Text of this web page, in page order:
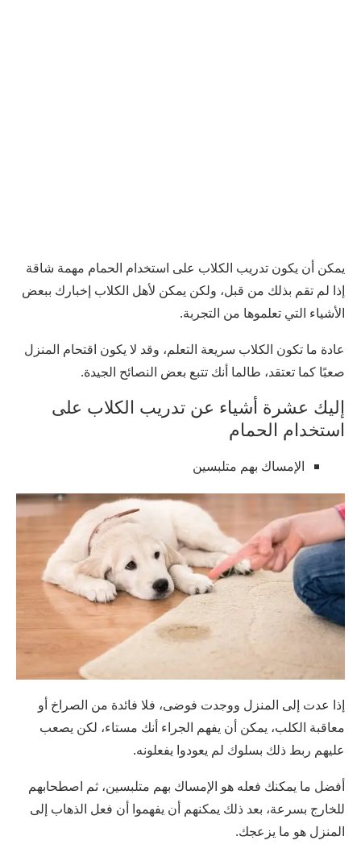
يمكن أن يكون تدريب الكلاب على استخدام الحمام مهمة شاقة
إذا لم تقم بذلك من قبل، ولكن يمكن لأهل الكلاب إخبارك ببعض
الأشياء التي تعلموها من التجربة.
عادة ما تكون الكلاب سريعة التعلم، وقد لا يكون اقتحام المنزل
صعبًا كما تعتقد، طالما أنك تتبع بعض النصائح الجيدة.
إليك عشرة أشياء عن تدريب الكلاب على
استخدام الحمام
الإمساك بهم متلبسين
إذا عدت إلى المنزل ووجدت فوضى، فلا فائدة من الصراخ أو
معاقبة الكلب، يمكن أن يفهم الجراء أنك مستاء، لكن يصعب
عليهم ربط ذلك بسلوك لم يعودوا يفعلونه.
أفضل ما يمكنك فعله هو الإمساك بهم متلبسين، ثم اصطحابهم
للخارج بسرعة، بعد ذلك يمكنهم أن يفهموا أن فعل الذهاب إلى
المنزل هو ما يزعجك.